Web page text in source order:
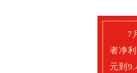
7
者净
元到